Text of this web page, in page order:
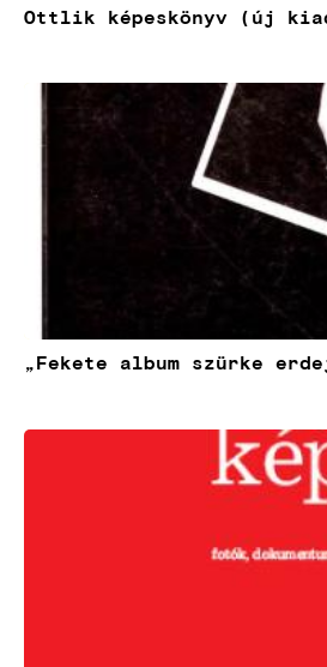
Ottlik képeskönyv (új
„Fekete album szürke
Kép
Kép